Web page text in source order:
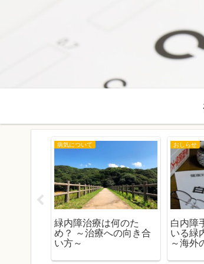
病気について
緑内障治療は何のた
め？ ～治療への向き合
い方～
おしらせ
白内障
いる緑
～海外